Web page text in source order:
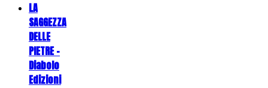
LA
SAGGEZZA
DELLE
PIETRE -
Diabolo
Edizioni